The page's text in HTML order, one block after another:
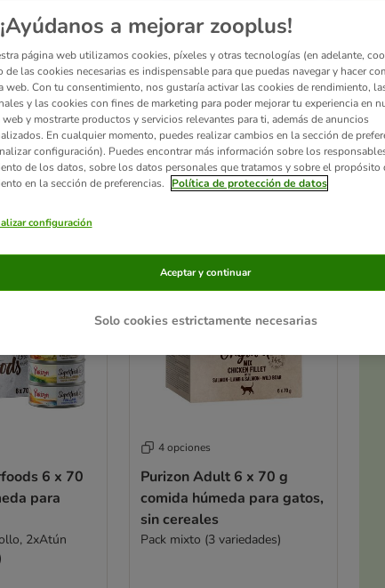
Purizon: ¡La naturaleza es nuestra inspiración!Purizon ofrece una
otros ingredientes de origen animal, así como fruta y verdura, tu gato
6 x 70
para
2xAtún
4 opciones
Purizon Adult 6 x 70 g
comida húmeda para gatos,
sin cereales
Pack mixto (3 variedades)
¡Ayúdanos a mejorar zooplus!
página web utilizamos cookies, píxeles y otras tecnologías (en adelante,
de las cookies necesarias es indispensable para que puedas navegar y hacer
web. Con tu consentimiento, nos gustaría activar las cookies de rendimiento,
y las cookies con fines de marketing para poder mejorar tu experiencia en
web y mostrarte productos y servicios relevantes para ti, además de anuncios
En cualquier momento, puedes realizar cambios en la sección de
configuración). Puedes encontrar más información sobre los
de los datos, sobre los datos personales que tratamos y sobre el propósito
en la sección de preferencias.
Política de protección de datos
configuración
Solo cookies estrictamente necesarias
Aceptar y continuar